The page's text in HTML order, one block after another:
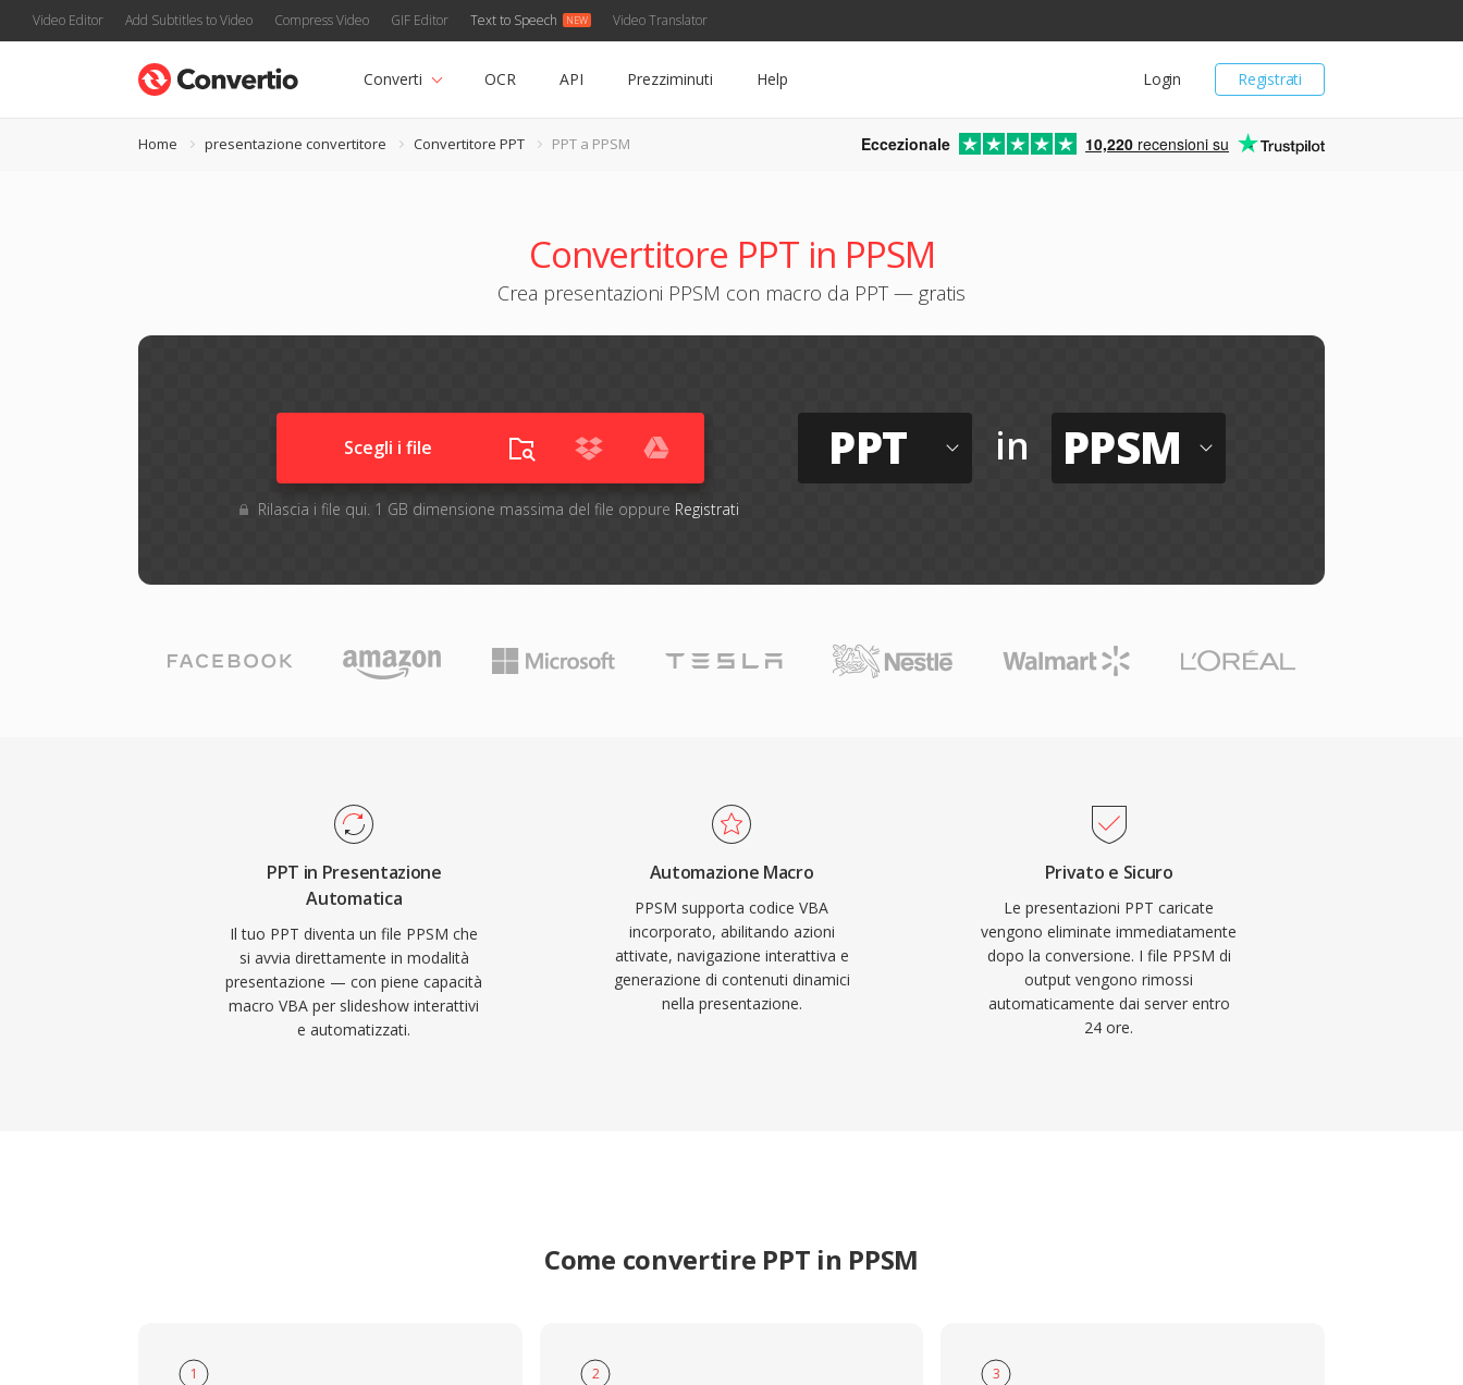
Video Editor Add Subtitles to Video Compress Video GIF Editor Text to Speech Video Translator
Registrati
Login
Converti OCR API Prezziminuti Help
Home presentazione convertitore Convertitore PPT PPT a PPSM Eccezionale 10,220 recensioni su
Convertitore PPT in PPSM
Crea presentazioni PPSM con macro da PPT — gratis
Scegli i file
Rilascia i file qui. 1 GB dimensione massima del file oppure Registrati
PPT in PPSM
PPT in Presentazione
Automatica
Il tuo PPT diventa un file PPSM che
si avvia direttamente in modalità
presentazione — con piene capacità
macro VBA per slideshow interattivi
e automatizzati.
Automazione Macro
PPSM supporta codice VBA
incorporato, abilitando azioni
attivate, navigazione interattiva e
generazione di contenuti dinamici
nella presentazione.
Privato e Sicuro
Le presentazioni PPT caricate
vengono eliminate immediatamente
dopo la conversione. I file PPSM di
output vengono rimossi
automaticamente dai server entro
24 ore.
Come convertire PPT in PPSM
1 2 3